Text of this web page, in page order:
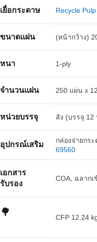
เยื่อกระดาษ Recycle
ขนาดแผ่น (หน้ากว้าง)
หนา 1-ply
จำนวนแผ่น 250 แผ่น x
หน่วยบรรจุ ลัง (บรรจุ 12
อุปกรณ์เสริม กล่องจ่ายกร
69560
เอกสาร
รับรอง
COA, ฉลากเ
🌳 CFP 12.24